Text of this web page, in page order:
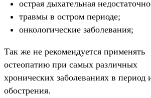
острая дыхательная
травмы в остром периоде;
онкологические заболевания;
Так же не рекомендуется применять
остеопатию при самых различных
хронических заболеваниях в период
обострения.